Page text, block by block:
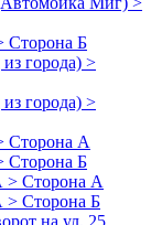
Сторона Б
города) >
города) >
Сторона А
Сторона Б
> Сторона А
> Сторона Б
на ул. 25